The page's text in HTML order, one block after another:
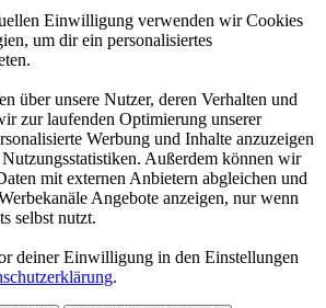
Einwilligung verwenden wir Cookies
um dir ein personalisiertes
über unsere Nutzer, deren Verhalten und
zur laufenden Optimierung unserer
Werbung und Inhalte anzuzeigen
Außerdem können wir
mit externen Anbietern abgleichen und
Angebote anzeigen, nur wenn
selbst nutzt.
deiner Einwilligung in den Einstellungen
.